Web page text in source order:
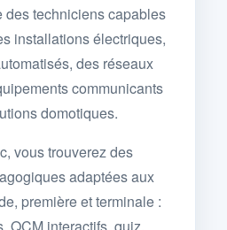
des techniciens capables
installations électriques,
des réseaux
communicants
domotiques.
vous trouverez des
adaptées aux
première et terminale :